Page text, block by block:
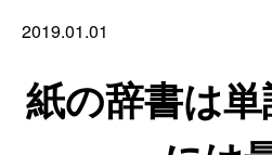
2019.01.01
紙の辞書は単